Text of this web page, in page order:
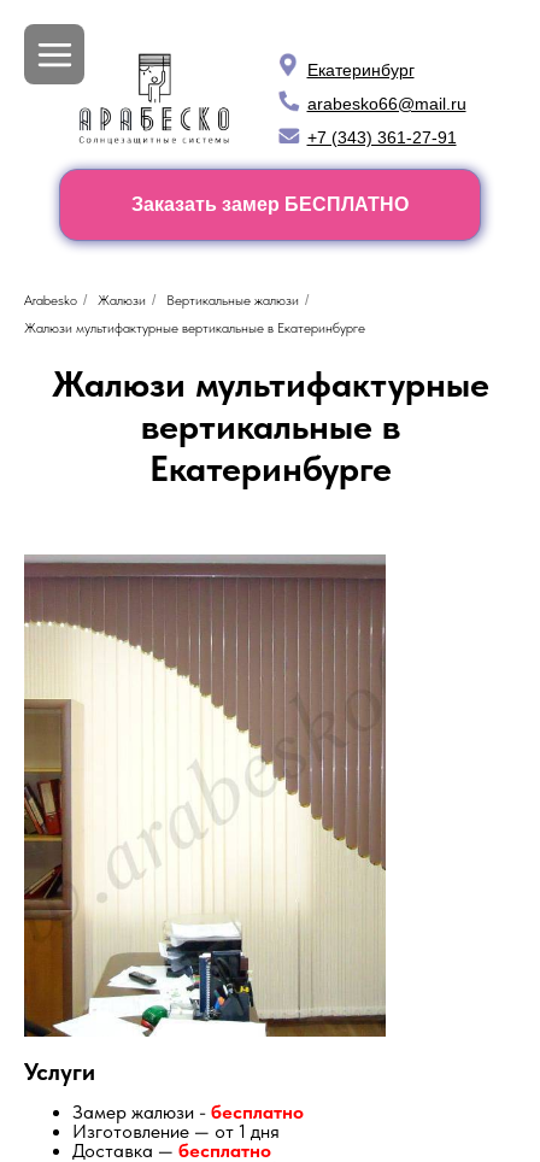
Екатеринбург
arabesko66@mail.ru
+7 (343) 361-27-91
Заказать замер БЕСПЛАТНО
Arabesko / Жалюзи / Вертикальные жалюзи /
Жалюзи мультифактурные вертикальные в Екатеринбурге
Жалюзи мультифактурные
вертикальные в
Екатеринбурге
Услуги
Замер жалюзи - бесплатно
Изготовление — от 1 дня
Доставка — бесплатно